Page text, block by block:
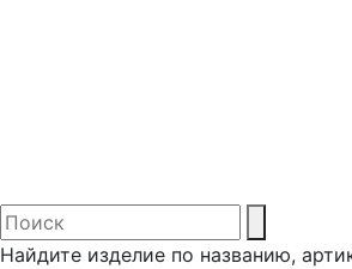
Найдите изделие по названию,